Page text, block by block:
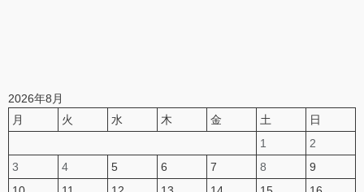
2026年8月
月
火 水 木 金 土
日
1
2
3
4 5 6 7 8
9